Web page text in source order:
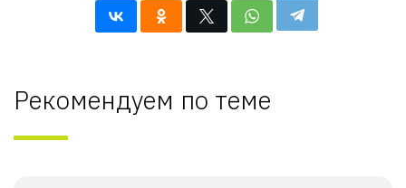
Рекомендуем по теме